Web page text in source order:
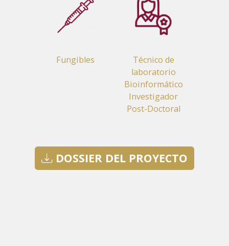
Fungibles
Técnico de
laboratorio
Bioinformático
Investigador
Post-Doctoral
DOSSIER DEL PROYECTO